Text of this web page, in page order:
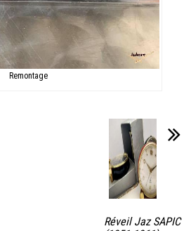
Remontage
Réveil Jaz SAPIC